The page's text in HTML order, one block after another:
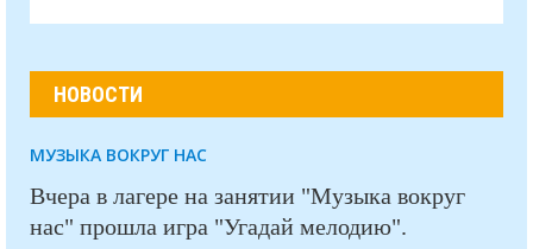
НОВОСТИ
МУЗЫКА ВОКРУГ НАС
Вчера в лагере на занятии "Музыка вокруг
нас" прошла игра "Угадай мелодию".